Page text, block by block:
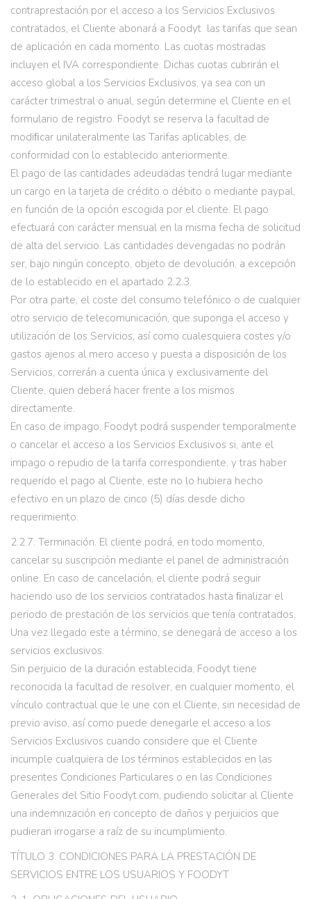
contraprestación por el acceso a los Servicios Exclusivos
contratados, el Cliente abonará a Foodyt las tarifas que sean
de aplicación en cada momento. Las cuotas mostradas
incluyen el IVA correspondiente. Dichas cuotas cubrirán el
acceso global a los Servicios Exclusivos, ya sea con un
carácter trimestral o anual, según determine el Cliente en el
formulario de registro. Foodyt se reserva la facultad de
modiﬁcar unilateralmente las Tarifas aplicables, de
conformidad con lo establecido anteriormente.
El pago de las cantidades adeudadas tendrá lugar mediante
un cargo en la tarjeta de crédito o débito o mediante paypal,
en función de la opción escogida por el cliente. El pago
efectuará con carácter mensual en la misma fecha de solicitud
de alta del servicio. Las cantidades devengadas no podrán
ser, bajo ningún concepto, objeto de devolución, a excepción
de lo establecido en el apartado 2.2.3.
Por otra parte, el coste del consumo telefónico o de cualquier
otro servicio de telecomunicación, que suponga el acceso y
utilización de los Servicios, así como cualesquiera costes y/o
gastos ajenos al mero acceso y puesta a disposición de los
Servicios, correrán a cuenta única y exclusivamente del
Cliente, quien deberá hacer frente a los mismos
directamente.
En caso de impago, Foodyt podrá suspender temporalmente
o cancelar el acceso a los Servicios Exclusivos si, ante el
impago o repudio de la tarifa correspondiente, y tras haber
requerido el pago al Cliente, este no lo hubiera hecho
efectivo en un plazo de cinco (5) días desde dicho
requerimiento.
2.2.7. Terminación. El cliente podrá, en todo momento,
cancelar su suscripción mediante el panel de administración
online. En caso de cancelación, el cliente podrá seguir
haciendo uso de los servicios contratados hasta ﬁnalizar el
periodo de prestación de los servicios que tenía contratados.
Una vez llegado este a término, se denegará de acceso a los
servicios exclusivos.
Sin perjuicio de la duración establecida, Foodyt tiene
reconocida la facultad de resolver, en cualquier momento, el
vínculo contractual que le une con el Cliente, sin necesidad de
previo aviso, así como puede denegarle el acceso a los
Servicios Exclusivos cuando considere que el Cliente
incumple cualquiera de los términos establecidos en las
presentes Condiciones Particulares o en las Condiciones
Generales del Sitio Foodyt.com, pudiendo solicitar al Cliente
una indemnización en concepto de daños y perjuicios que
pudieran irrogarse a raíz de su incumplimiento.
TÍTULO 3. CONDICIONES PARA LA PRESTACIÓN DE
SERVICIOS ENTRE LOS USUARIOS Y FOODYT